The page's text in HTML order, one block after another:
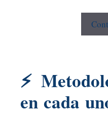
⚡
en cada